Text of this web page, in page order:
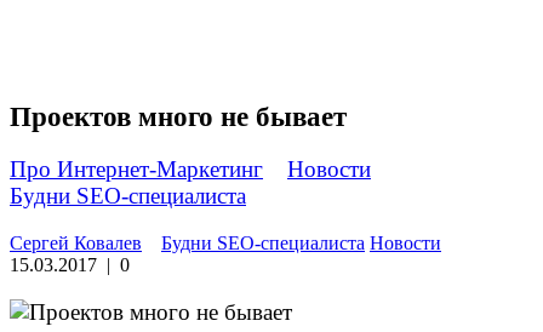
Проектов много не бывает
Про Интернет-Маркетинг Новости
Будни SEO-специалиста
Сергей Ковалев Будни SEO-специалиста Новости
15.03.2017 | 0